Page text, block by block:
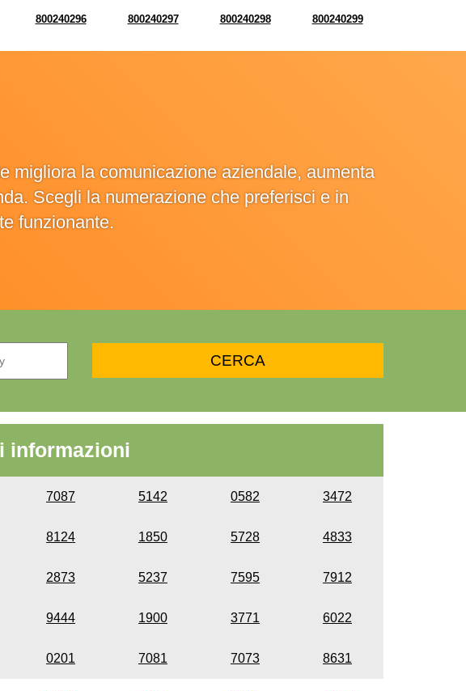
800240296 800240297 800240298 800240299
migliora la comunicazione aziendale, aumenta
Scegli la numerazione che preferisci e in
funzionante.
informazioni
7087 5142 0582 3472
8124 1850 5728 4833
2873 5237 7595 7912
9444 1900 3771 6022
0201 7081 7073 8631